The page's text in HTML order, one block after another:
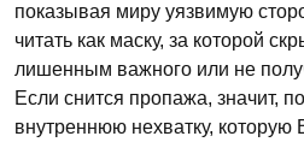
показывая миру уязвимую
читать как маску, за которой
лишенным важного или не
Если снится пропажа, значит,
внутреннюю нехватку,